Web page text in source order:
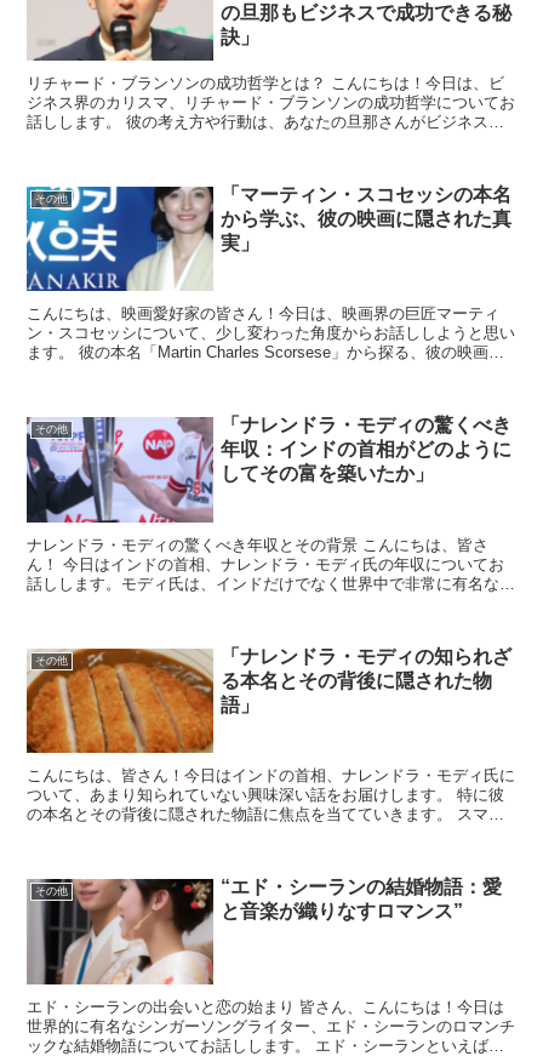
の旦那もビジネスで成功できる秘
訣」
リチャード・ブランソンの成功哲学とは？ こんにちは！今日は、ビ
ジネス界のカリスマ、リチャード・ブランソンの成功哲学についてお
話しします。 彼の考え方や行動は、あなたの旦那さんがビジネスで
その他
「マーティン・スコセッシの本名
から学ぶ、彼の映画に隠された真
実」
こんにちは、映画愛好家の皆さん！今日は、映画界の巨匠マーティ
ン・スコセッシについて、少し変わった角度からお話ししようと思い
ます。 彼の本名「Martin Charles Scorsese」から探る、彼の映画作
その他
「ナレンドラ・モディの驚くべき
年収：インドの首相がどのように
してその富を築いたか」
ナレンドラ・モディの驚くべき年収とその背景 こんにちは、皆さ
ん！ 今日はインドの首相、ナレンドラ・モディ氏の年収についてお
話しします。モディ氏は、インドだけでなく世界中で非常に有名な政
その他
「ナレンドラ・モディの知られざ
る本名とその背後に隠された物
語」
こんにちは、皆さん！今日はインドの首相、ナレンドラ・モディ氏に
ついて、あまり知られていない興味深い話をお届けします。 特に彼
の本名とその背後に隠された物語に焦点を当てていきます。 スマー
その他
“エド・シーランの結婚物語：愛
と音楽が織りなすロマンス”
エド・シーランの出会いと恋の始まり 皆さん、こんにちは！今日は
世界的に有名なシンガーソングライター、エド・シーランのロマンチ
ックな結婚物語についてお話しします。 エド・シーランといえば、